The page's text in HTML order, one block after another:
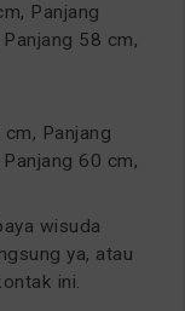
Panjang
58 cm,
Panjang
60 cm,
wisuda
ya, atau
ini.